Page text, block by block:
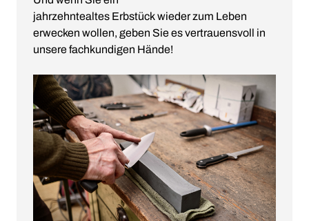
jahrzehntealtes Erbstück wieder zum Leben
erwecken wollen, geben Sie es vertrauensvoll in
unsere fachkundigen Hände!